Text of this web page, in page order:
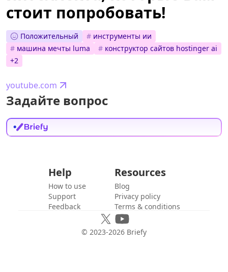
стоит попробовать!
Положительный # инструменты ии
# машина мечты luma # конструктор сайтов hostinger ai
+2
youtube.com
Задайте вопрос
Help
How to use
Support
Feedback
Resources
Blog
Privacy policy
Terms & conditions
© 2023-2026 Briefy